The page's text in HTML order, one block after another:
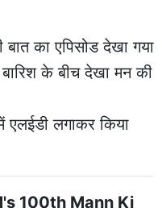
का एपिसोड देखा गया
के बीच देखा मन की
एलईडी लगाकर किया
100th Mann Ki